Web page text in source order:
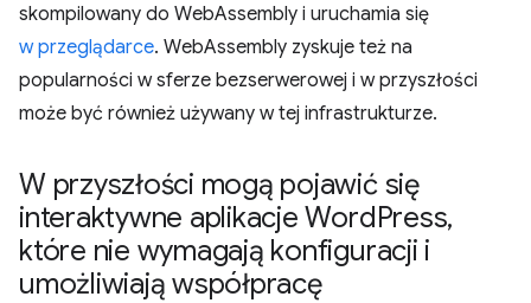
skompilowany do WebAssembly i uruchamia się
w przeglądarce. WebAssembly zyskuje też na
popularności w sferze bezserwerowej i w przyszłości
może być również używany w tej infrastrukturze.
W przyszłości mogą pojawić się
interaktywne aplikacje WordPress,
które nie wymagają konfiguracji i
umożliwiają współpracę